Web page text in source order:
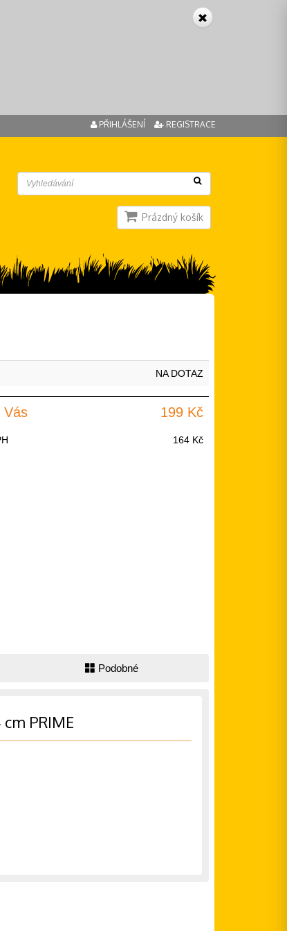
PŘIHLÁŠENÍ REGISTRACE
Prázdný košík
NA DOTAZ
Vás 199 Kč
164 Kč
Podobné
PRIME